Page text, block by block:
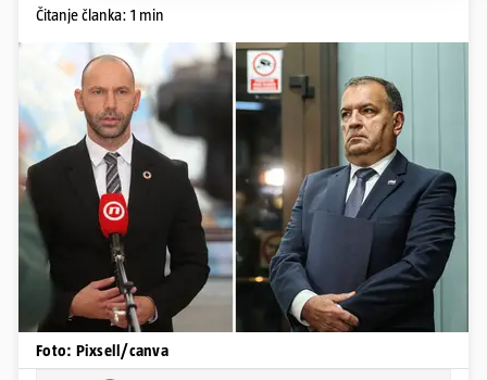
Čitanje članka: 1 min
Foto: Pixsell/canva